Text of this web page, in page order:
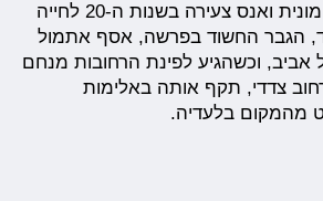
לגבר שהתחזה לנהג מונית ואנס צעירה בשנות ה-20 לחייה
הגבר החשוד בפרשה, אסף אתמול
וכשהגיע לפינת הרחובות מנחם
צדדי, תקף אותה באלימות
מהמקום בלעדיה.